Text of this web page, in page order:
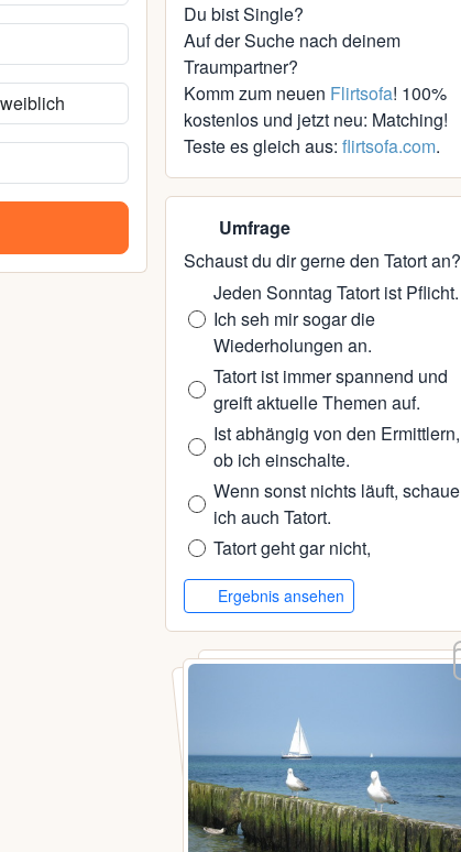
weiblich
Du bist Single?
Auf der Suche nach deinem
Traumpartner?
Komm zum neuen Flirtsofa! 100%
kostenlos und jetzt neu: Matching!
Teste es gleich aus: flirtsofa.com.
Umfrage
Schaust du dir gerne den Tatort an?
Jeden Sonntag Tatort ist Pflicht.
Ich seh mir sogar die
Wiederholungen an.
Tatort ist immer spannend und
greift aktuelle Themen auf.
Ist abhängig von den Ermittlern,
ob ich einschalte.
Wenn sonst nichts läuft, schaue
ich auch Tatort.
Tatort geht gar nicht,
Ergebnis ansehen